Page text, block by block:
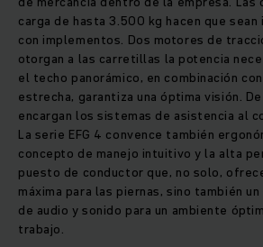
carga de hasta 3.500 kg hacen que
con implementos. Dos motores de
otorgan a las carretillas la potencia
el techo panorámico, en combinación
estrecha, garantiza una óptima visión.
encargan los sistemas de asistencia al
La serie EFG 4 convence también
concepto de manejo intuitivo y la alta
puesto de conductor que, no solo,
máxima para las piernas, sino también
de audio y sonido para un ambiente
trabajo.